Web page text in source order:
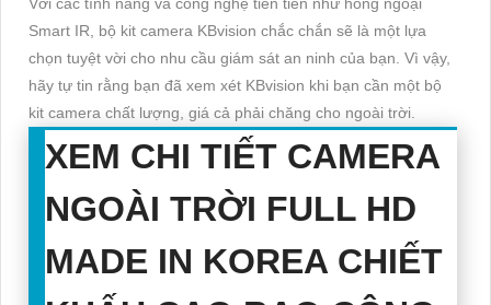
Smart IR, bộ kit camera KBvision chắc chắn sẽ là một lựa
chọn tuyệt vời cho nhu cầu giám sát an ninh của bạn. Vì vậy,
hãy tự tin rằng bạn đã xem xét KBvision khi bạn cần một bộ
kit camera chất lượng, giá cả phải chăng cho ngoài trời.
XEM CHI TIẾT CAMERA
NGOÀI TRỜI FULL HD
MADE IN KOREA CHIẾT